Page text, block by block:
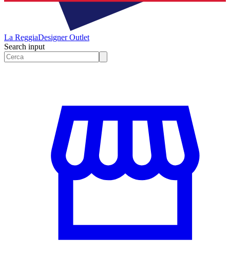
La ReggiaDesigner Outlet
Search input